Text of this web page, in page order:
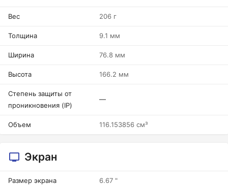
Вес 206 г
Толщина 9.1 мм
Ширина 76.8 мм
Высота 166.2 мм
Степень защиты от
проникновения (IP)
—
Объем 116.153856 см³
Экран
Размер экрана 6.67 "